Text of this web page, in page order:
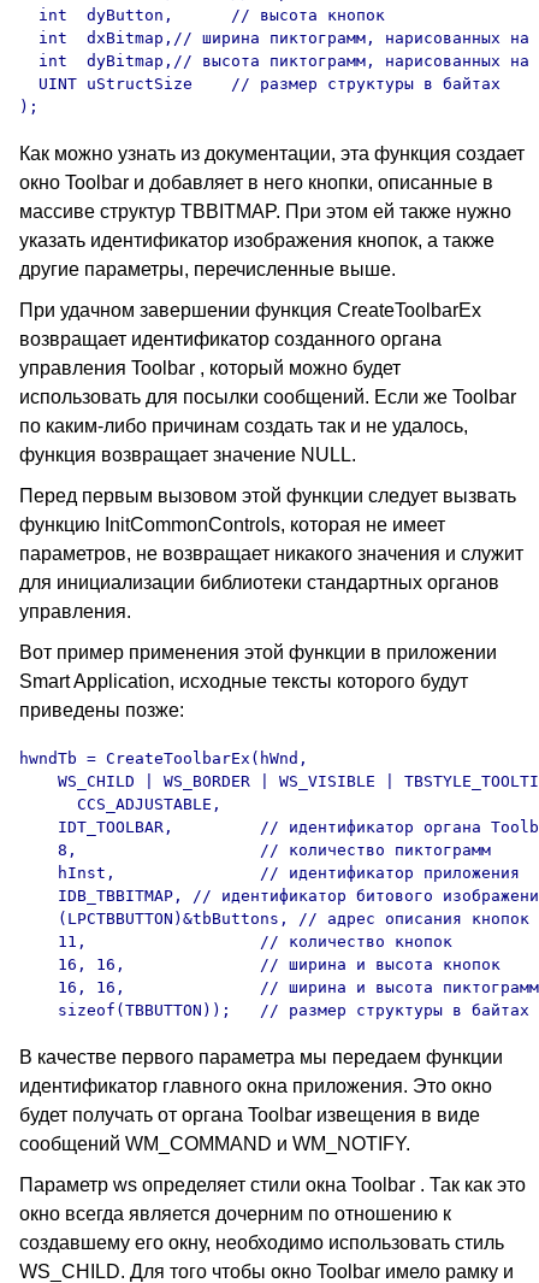
  int  dyButton,      // высота кнопок
int  dxBitmap,// ширина пиктограмм, нарисованных на
int  dyBitmap,// высота пиктограмм, нарисованных на
  UINT uStructSize    // размер структуры в байтах
Как можно узнать из документации, эта функция создает
окно Toolbar и добавляет в него кнопки, описанные в
массиве структур TBBITMAP. При этом ей также нужно
указать идентификатор изображения кнопок, а также
другие параметры, перечисленные выше.
При удачном завершении функция CreateToolbarEx
возвращает идентификатор созданного органа
управления Toolbar , который можно будет
использовать для посылки сообщений. Если же Toolbar
по каким-либо причинам создать так и не удалось,
функция возвращает значение NULL.
Перед первым вызовом этой функции следует вызвать
функцию InitCommonControls, которая не имеет
параметров, не возвращает никакого значения и служит
для инициализации библиотеки стандартных органов
управления.
Вот пример применения этой функции в приложении
Smart Application, исходные тексты которого будут
приведены позже:
hwndTb = CreateToolbarEx(hWnd,
WS_CHILD | WS_BORDER | WS_VISIBLE |
      CCS_ADJUSTABLE,
IDT_TOOLBAR,         // идентификатор органа
    8,                   // количество пиктограмм
    hInst,               // идентификатор приложения
IDB_TBBITMAP, // идентификатор битового
    (LPCTBBUTTON)&tbButtons, // адрес описания кнопок
    11,                  // количество кнопок
    16, 16,              // ширина и высота кнопок
    16, 16,              // ширина и высота пиктограмм
В качестве первого параметра мы передаем функции
идентификатор главного окна приложения. Это окно
будет получать от органа Toolbar извещения в виде
сообщений WM_COMMAND и WM_NOTIFY.
Параметр ws определяет стили окна Toolbar . Так как это
окно всегда является дочерним по отношению к
создавшему его окну, необходимо использовать стиль
WS_CHILD. Для того чтобы окно Toolbar имело рамку и